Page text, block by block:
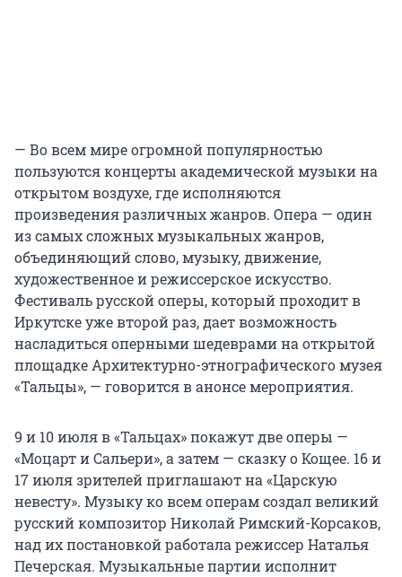
— Во всем мире огромной популярностью
пользуются концерты академической музыки на
открытом воздухе, где исполняются
произведения различных жанров. Опера — один
из самых сложных музыкальных жанров,
объединяющий слово, музыку, движение,
художественное и режиссерское искусство.
Фестиваль русской оперы, который проходит в
Иркутске уже второй раз, дает возможность
насладиться оперными шедеврами на открытой
площадке Архитектурно-этнографического музея
«Тальцы», — говорится в анонсе мероприятия.
9 и 10 июля в «Тальцах» покажут две оперы —
«Моцарт и Сальери», а затем — сказку о Кощее. 16 и
17 июля зрителей приглашают на «Царскую
невесту». Музыку ко всем операм создал великий
русский композитор Николай Римский-Корсаков,
над их постановкой работала режиссер Наталья
Печерская. Музыкальные партии исполнит